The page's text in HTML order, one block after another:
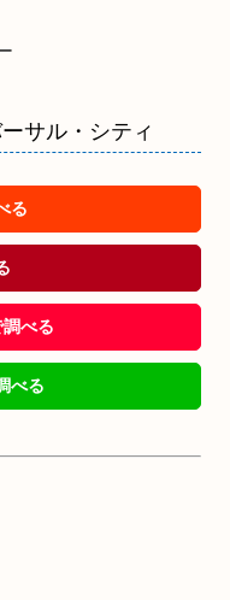
サル・シティ
る
べる
べる